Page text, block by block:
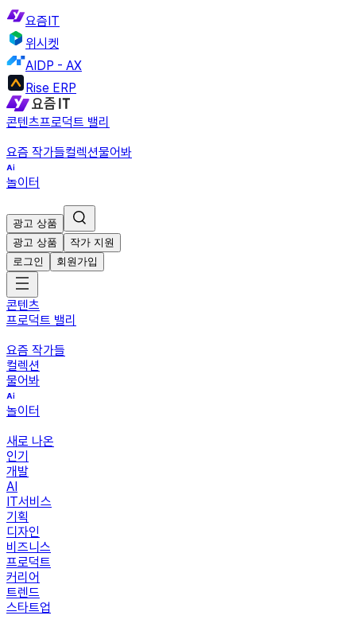
요즘IT
위시켓
AIDP - AX
Rise ERP
콘텐츠프로덕트 밸리
요즘 작가들컬렉션물어봐
놀이터
광고 상품
광고 상품
작가 지원
로그인
회원가입
콘텐츠
프로덕트 밸리
요즘 작가들
컬렉션
물어봐
놀이터
새로 나온
인기
개발
AI
IT서비스
기획
디자인
비즈니스
프로덕트
커리어
트렌드
스타트업